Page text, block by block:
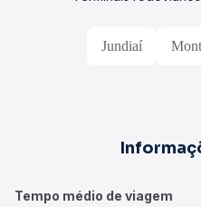
Jundiaí
Tempo médio de viagem